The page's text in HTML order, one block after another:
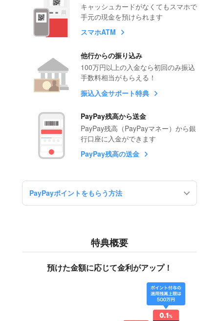
キャッシュカードがなくてもスマホで
手元の現金を預けられます
スマホATM
他行からの振り込み
100万円以上の入金なら初回のみ振込
手数料相当がもらえる！
振込入金サポート特典
PayPay残高から送金
PayPay残高（PayPayマネー）から銀
行口座に入金ができます
PayPay残高の送金
PayPayポイントをもらう方法
特典概要
預けた金額に応じて金利がアップ！